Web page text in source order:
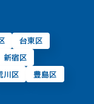
台東区
新宿区
川区 豊島区